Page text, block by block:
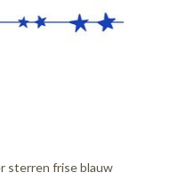
sterren frise blauw